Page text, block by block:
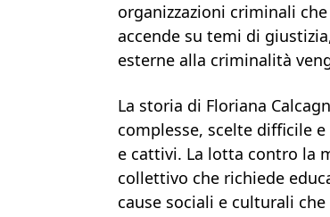
organizzazioni criminali
accende su temi di
esterne alla criminalità
La storia di Floriana
complesse, scelte difficile
e cattivi. La lotta contro la
collettivo che richiede
cause sociali e culturali